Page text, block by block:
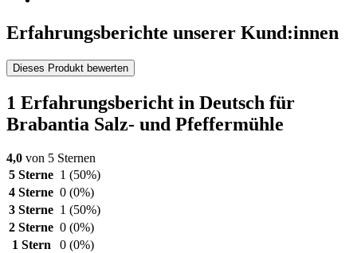
Erfahrungsberichte unserer Kund:innen
Dieses Produkt bewerten
1 Erfahrungsbericht in Deutsch für
Brabantia Salz- und Pfeffermühle
4,0 von 5 Sternen
5 Sterne 1 (50%)
4 Sterne 0 (0%)
3 Sterne 1 (50%)
2 Sterne 0 (0%)
1 Stern
0 (0%)